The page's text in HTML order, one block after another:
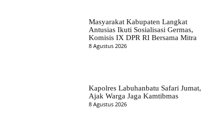
Masyarakat Kabupaten Langkat
Antusias Ikuti Sosialisasi Germas,
Komisis IX DPR RI Bersama Mitra
8 Agustus 2026
Kapolres Labuhanbatu Safari Jumat,
Ajak Warga Jaga Kamtibmas
8 Agustus 2026